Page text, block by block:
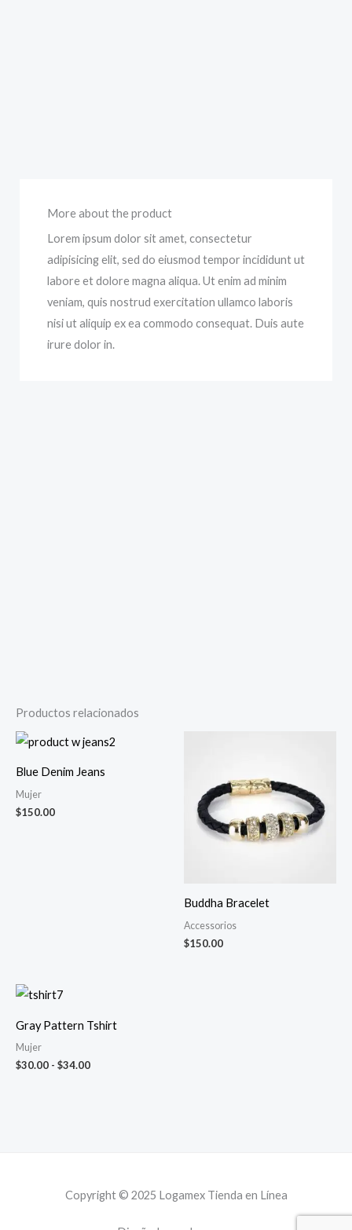
More about the product
Lorem ipsum dolor sit amet, consectetur
adipisicing elit, sed do eiusmod tempor incididunt ut
labore et dolore magna aliqua. Ut enim ad minim
veniam, quis nostrud exercitation ullamco laboris
nisi ut aliquip ex ea commodo consequat. Duis aute
irure dolor in.
Productos relacionados
Blue Denim Jeans
Mujer
$150.00
Buddha Bracelet
Accessorios
$150.00
Gray Pattern Tshirt
Mujer
$30.00 - $34.00
desde
$34.00
Copyright © 2025 Logamex Tienda en Línea